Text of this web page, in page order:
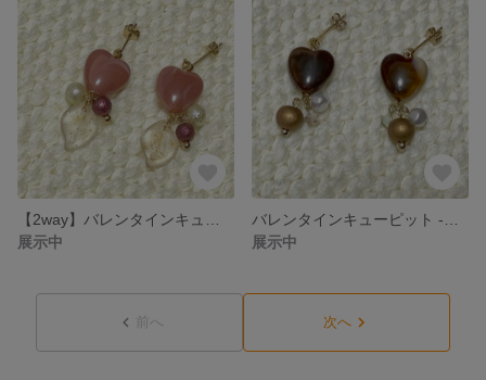
展示中
展示中
前へ 次へ